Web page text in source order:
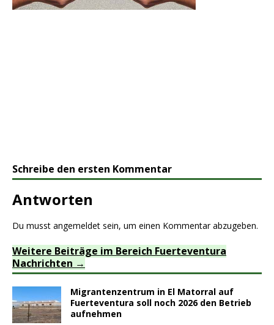
Schreibe den ersten Kommentar
Antworten
Du musst angemeldet sein, um einen Kommentar abzugeben.
Weitere Beiträge im Bereich Fuerteventura
Nachrichten
Migrantenzentrum in El Matorral auf
Fuerteventura soll noch 2026 den Betrieb
aufnehmen